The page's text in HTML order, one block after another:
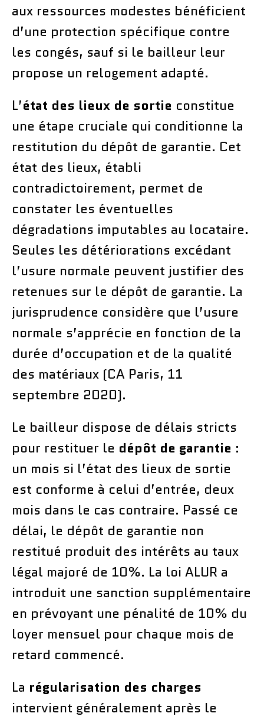
aux ressources modestes bénéficient
d’une protection spécifique contre
les congés, sauf si le bailleur leur
propose un relogement adapté.
L’état des lieux de sortie constitue
une étape cruciale qui conditionne la
restitution du dépôt de garantie. Cet
état des lieux, établi
contradictoirement, permet de
constater les éventuelles
dégradations imputables au locataire.
Seules les détériorations excédant
l’usure normale peuvent justifier des
retenues sur le dépôt de garantie. La
jurisprudence considère que l’usure
normale s’apprécie en fonction de la
durée d’occupation et de la qualité
des matériaux (CA Paris, 11
septembre 2020).
Le bailleur dispose de délais stricts
pour restituer le dépôt de garantie :
un mois si l’état des lieux de sortie
est conforme à celui d’entrée, deux
mois dans le cas contraire. Passé ce
délai, le dépôt de garantie non
restitué produit des intérêts au taux
légal majoré de 10%. La loi ALUR a
introduit une sanction supplémentaire
en prévoyant une pénalité de 10% du
loyer mensuel pour chaque mois de
retard commencé.
La régularisation des charges
intervient généralement après le